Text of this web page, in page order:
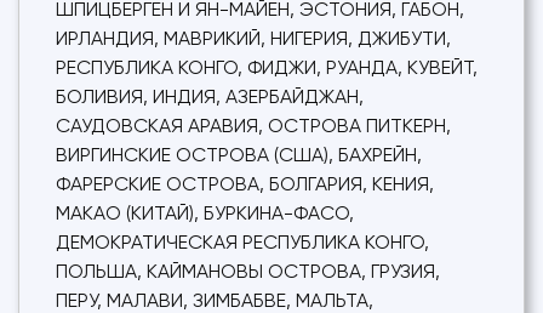
ШПИЦБЕРГЕН И ЯН-МАЙЕН, ЭСТОНИЯ, ГАБОН,
ИРЛАНДИЯ, МАВРИКИЙ, НИГЕРИЯ, ДЖИБУТИ,
РЕСПУБЛИКА КОНГО, ФИДЖИ, РУАНДА, КУВЕЙТ,
БОЛИВИЯ, ИНДИЯ, АЗЕРБАЙДЖАН,
САУДОВСКАЯ АРАВИЯ, ОСТРОВА ПИТКЕРН,
ВИРГИНСКИЕ ОСТРОВА (США), БАХРЕЙН,
ФАРЕРСКИЕ ОСТРОВА, БОЛГАРИЯ, КЕНИЯ,
МАКАО (КИТАЙ), БУРКИНА-ФАСО,
ДЕМОКРАТИЧЕСКАЯ РЕСПУБЛИКА КОНГО,
ПОЛЬША, КАЙМАНОВЫ ОСТРОВА, ГРУЗИЯ,
ПЕРУ, МАЛАВИ, ЗИМБАБВЕ, МАЛЬТА,